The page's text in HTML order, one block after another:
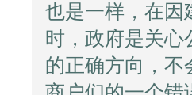
也是一样，在因
时，政府是关
的正确方向，不